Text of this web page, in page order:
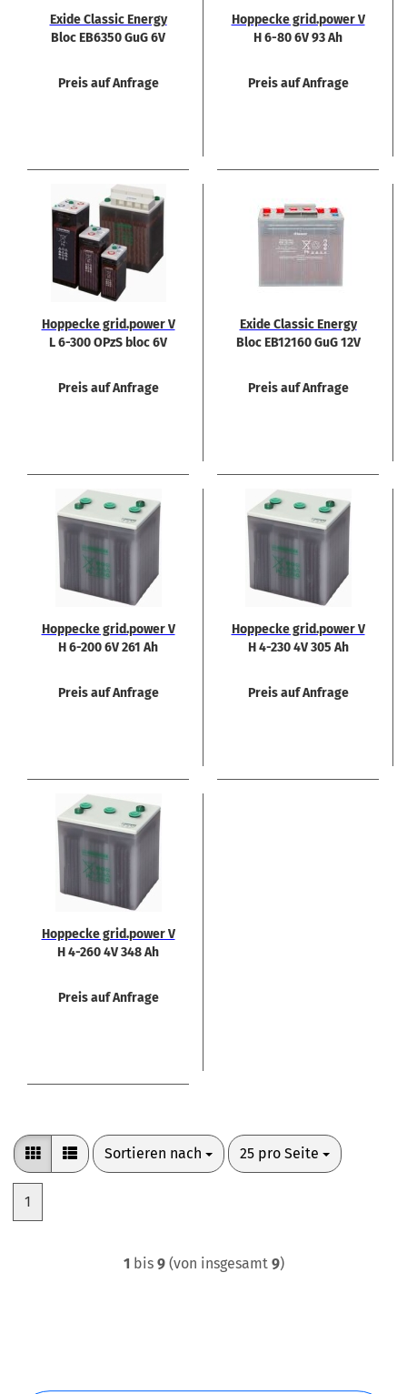
Exide Clas­sic En­er­gy
Bloc EB6350 GuG 6V
Preis auf Anfrage
Hop­pe­cke grid.power V
H 6-80 6V 93 Ah
Preis auf Anfrage
Hop­pe­cke grid.power V
L 6-300 OPzS bloc 6V
Preis auf Anfrage
Exide Clas­sic En­er­gy
Bloc EB12160 GuG 12V
Preis auf Anfrage
Hop­pe­cke grid.power V
H 6-200 6V 261 Ah
Preis auf Anfrage
Hop­pe­cke grid.power V
H 4-230 4V 305 Ah
Preis auf Anfrage
Hop­pe­cke grid.power V
H 4-260 4V 348 Ah
Preis auf Anfrage
Sortieren nach
Sortieren nach 25 pro Seite
pro Seite
1
1 bis 9(von insgesamt 9)